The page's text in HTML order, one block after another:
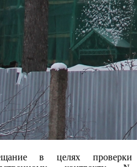
в целях проверки